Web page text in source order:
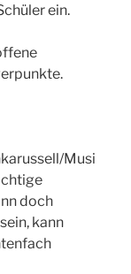
ein.
Musi
doch
kann